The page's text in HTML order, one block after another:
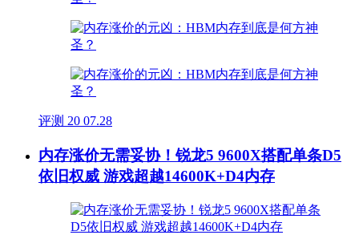
评测 20 07.28
内存涨价无需妥协！锐龙5 9600X搭配单条D5
依旧权威 游戏超越14600K+D4内存